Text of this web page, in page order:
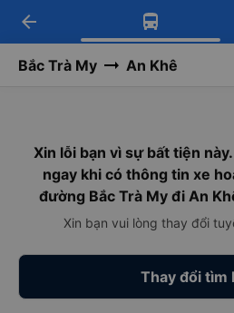
Tải app Vexere
Nhận ưu đãi thành
Tải app Vexere
-30k/ghế khi đặt vé
arrow_back
Bắc Trà My An Khê
Xin lỗi bạn vì sự bất tiện
ngay khi có thông tin xe
đường Bắc Trà My đi An
Xin bạn vui lòng thay đổi
Thay đổi tìm